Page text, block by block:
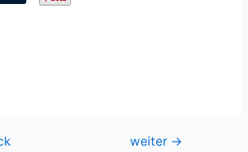
weiter →